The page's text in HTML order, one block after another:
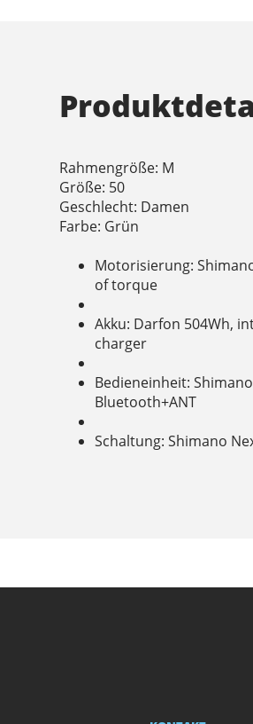
Rahmengröße: M
Größe: 50
Geschlecht: Damen
Farbe: Grün
Motorisierung:
of torque
Akku: Darfon 504Wh,
charger
Bedieneinheit:
Bluetooth+ANT
Schaltung: Shimano